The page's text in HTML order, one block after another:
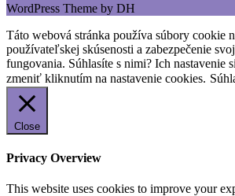
WordPress Theme by DH
Táto webová stránka používa súbory cookie
používateľskej skúsenosti a zabezpečenie
fungovania. Súhlasíte s nimi? Ich nastavenie
zmeniť kliknutím na nastavenie cookies.
Close
Privacy Overview
This website uses cookies to improve your